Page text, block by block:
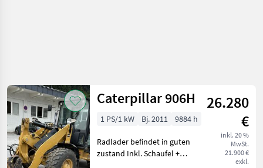
Caterpillar 906H
26.280
€
inkl. 20 %
MwSt.
21.900 €
exkl.
1 PS/1 kW Bj. 2011 9884 h
Radlader befindet in guten
zustand Inkl. Schaufel +